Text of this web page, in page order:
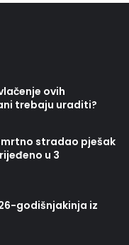
ovih
trebaju uraditi?
stradao pješak
u 3
godišnjakinja iz